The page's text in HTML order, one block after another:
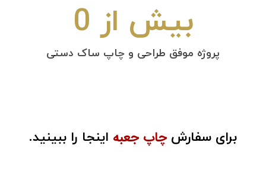
پروژه موفق طراحی و چاپ ساک دستی
بیش از 0
برای سفارش چاپ جعبه اینجا را ببینید.